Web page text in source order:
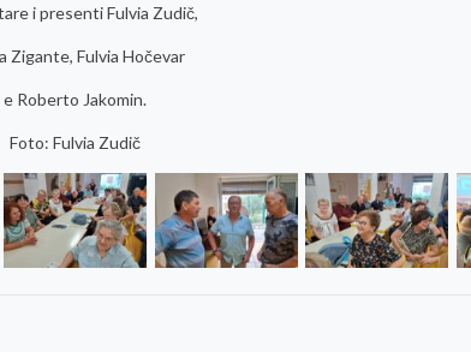
i presenti Fulvia Zudič,
Zigante, Fulvia Hočevar
e Roberto Jakomin.
Foto: Fulvia Zudič